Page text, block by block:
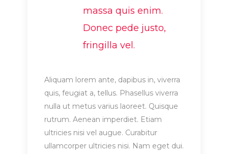
massa quis enim.
Donec pede justo,
fringilla vel.
Aliquam lorem ante, dapibus in, viverra
quis, feugiat a, tellus. Phasellus viverra
nulla ut metus varius laoreet. Quisque
rutrum. Aenean imperdiet. Etiam
ultricies nisi vel augue. Curabitur
ullamcorper ultricies nisi. Nam eget dui.